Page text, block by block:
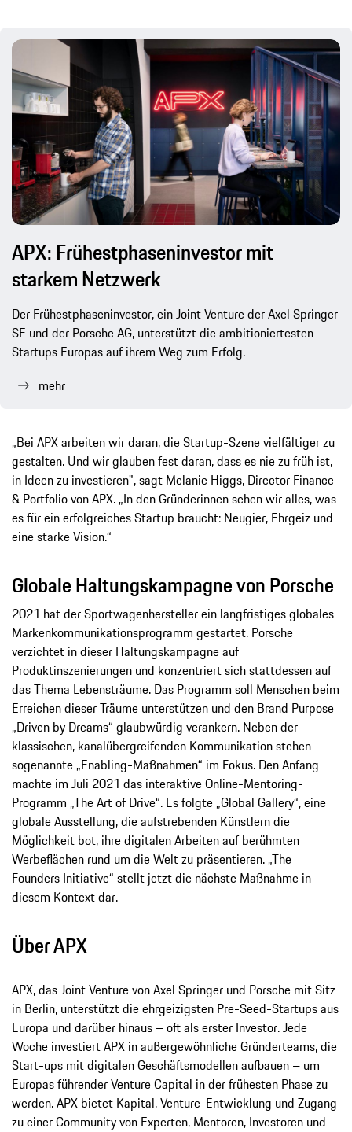
APX: Frühestphaseninvestor mit
starkem Netzwerk
Der Frühestphaseninvestor, ein Joint Venture der Axel Springer
SE und der Porsche AG, unterstützt die ambitioniertesten
Startups Europas auf ihrem Weg zum Erfolg.
mehr
„Bei APX arbeiten wir daran, die Startup-Szene vielfältiger zu
gestalten. Und wir glauben fest daran, dass es nie zu früh ist,
in Ideen zu investieren", sagt Melanie Higgs, Director Finance
& Portfolio von APX. „In den Gründerinnen sehen wir alles, was
es für ein erfolgreiches Startup braucht: Neugier, Ehrgeiz und
eine starke Vision.“
Globale Haltungskampagne von Porsche
2021 hat der Sportwagenhersteller ein langfristiges globales
Markenkommunikationsprogramm gestartet. Porsche
verzichtet in dieser Haltungskampagne auf
Produktinszenierungen und konzentriert sich stattdessen auf
das Thema Lebensträume. Das Programm soll Menschen beim
Erreichen dieser Träume unterstützen und den Brand Purpose
„Driven by Dreams“ glaubwürdig verankern. Neben der
klassischen, kanalübergreifenden Kommunikation stehen
sogenannte „Enabling-Maßnahmen“ im Fokus. Den Anfang
machte im Juli 2021 das interaktive Online-Mentoring-
Programm „The Art of Drive“. Es folgte „Global Gallery“, eine
globale Ausstellung, die aufstrebenden Künstlern die
Möglichkeit bot, ihre digitalen Arbeiten auf berühmten
Werbeflächen rund um die Welt zu präsentieren. „The
Founders Initiative“ stellt jetzt die nächste Maßnahme in
diesem Kontext dar.
Über APX
APX, das Joint Venture von Axel Springer und Porsche mit Sitz
in Berlin, unterstützt die ehrgeizigsten Pre-Seed-Startups aus
Europa und darüber hinaus – oft als erster Investor. Jede
Woche investiert APX in außergewöhnliche Gründerteams, die
Start-ups mit digitalen Geschäftsmodellen aufbauen – um
Europas führender Venture Capital in der frühesten Phase zu
werden. APX bietet Kapital, Venture-Entwicklung und Zugang
zu einer Community von Experten, Mentoren, Investoren und